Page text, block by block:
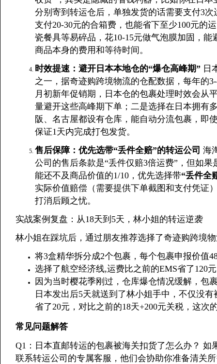
分别寄到转运仓后，单独发货的话需要支付3次
支付20-30元的合箱费，也能省下至少100元的
瓷餐具等易碎品，花10-15元做气泡膜加固，
商品本身的费用和等待时间。
时效提速：避开日本本地仓的“爆仓高峰期” 日
之一，据奇迹购跨境物流的仓配数据，每年的
月初新年促销期，日本仓的包裹处理时效会从
量避开这些高峰期下单；二是选择在日本拥有
阪、名古屋都设有仓库，能自动分流包裹，即
保证1天内完成打包发货。
售后保障：优先选带“丢件全赔”的转运公司 海
公司的售后条款是“丢件仅赔3倍运费”，但如
能还不及商品价值的1/10，优先选择带“丢件全
实际价值赔偿（需要提供下单截图和支付凭证
打消后顾之忧。
实战案例复盘：从18天到5天，林小姐的转运逆袭
林小姐在踩坑后，通过朋友推荐选择了奇迹购跨境
将3盒精华拆分成2个包裹，每个包裹申报价值
选择了航空经济线,运费比之前的EMS省了120
因为当时樱花季刚过，仓库爆仓情况缓解，包
日本发出后5天就送到了林小姐手中，不仅没
省了20元，对比之前的18天+200元关税，这次
常见问题解答
Q1：日本直邮转运的包裹被海关扣货了怎么办？
联系转运公司的专属客服，他们会协助你准备清关